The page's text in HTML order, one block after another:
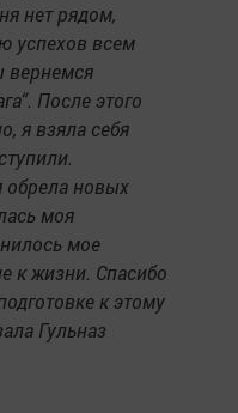
нет рядом,
успехов всем
вернемся
После этого
я взяла себя
обрела новых
моя
мое
к жизни. Спасибо
к этому
Гульназ